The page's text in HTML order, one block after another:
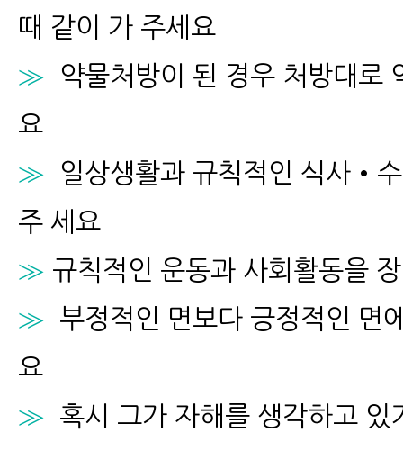
때 같이 가 주세요
≫ 약물처방이 된 경우 처방대로
요
≫ 일상생활과 규칙적인 식사•
주 세요
≫ 규칙적인 운동과 사회활동을
≫ 부정적인 면보다 긍정적인 면
요
≫ 혹시 그가 자해를 생각하고 있